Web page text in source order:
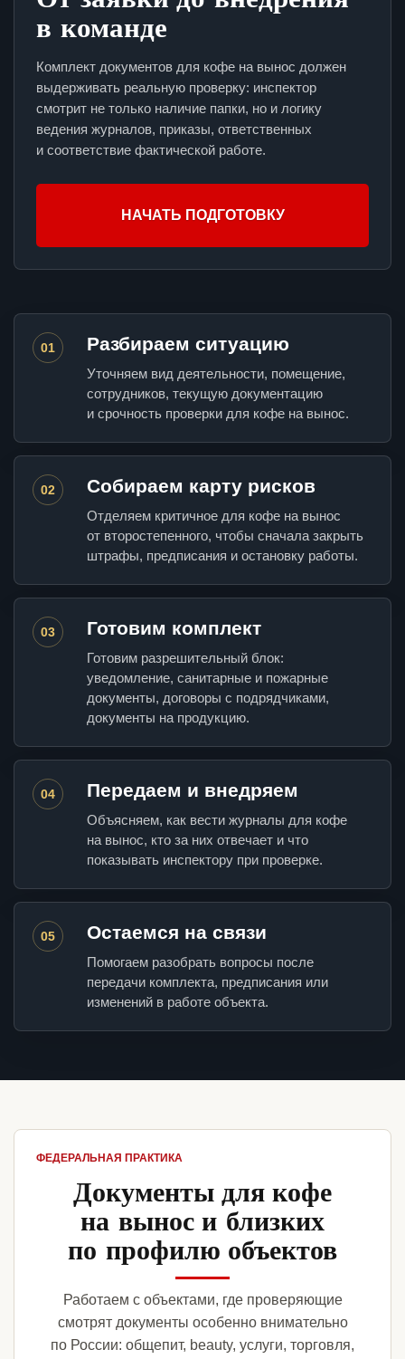
в команде
Комплект документов для кофе на вынос должен
выдерживать реальную проверку: инспектор
смотрит не только наличие папки, но и логику
ведения журналов, приказы, ответственных
и соответствие фактической работе.
НАЧАТЬ ПОДГОТОВКУ
01 Разбираем ситуацию
Уточняем вид деятельности, помещение,
сотрудников, текущую документацию
и срочность проверки для кофе на вынос.
02 Собираем карту рисков
Отделяем критичное для кофе на вынос
от второстепенного, чтобы сначала закрыть
штрафы, предписания и остановку работы.
03 Готовим комплект
Готовим разрешительный блок:
уведомление, санитарные и пожарные
документы, договоры с подрядчиками,
документы на продукцию.
04 Передаем и внедряем
Объясняем, как вести журналы для кофе
на вынос, кто за них отвечает и что
показывать инспектору при проверке.
05 Остаемся на связи
Помогаем разобрать вопросы после
передачи комплекта, предписания или
изменений в работе объекта.
ФЕДЕРАЛЬНАЯ ПРАКТИКА
Документы для кофе
на вынос и близких
по профилю объектов
Работаем с объектами, где проверяющие
смотрят документы особенно внимательно
по России: общепит, beauty, услуги, торговля,